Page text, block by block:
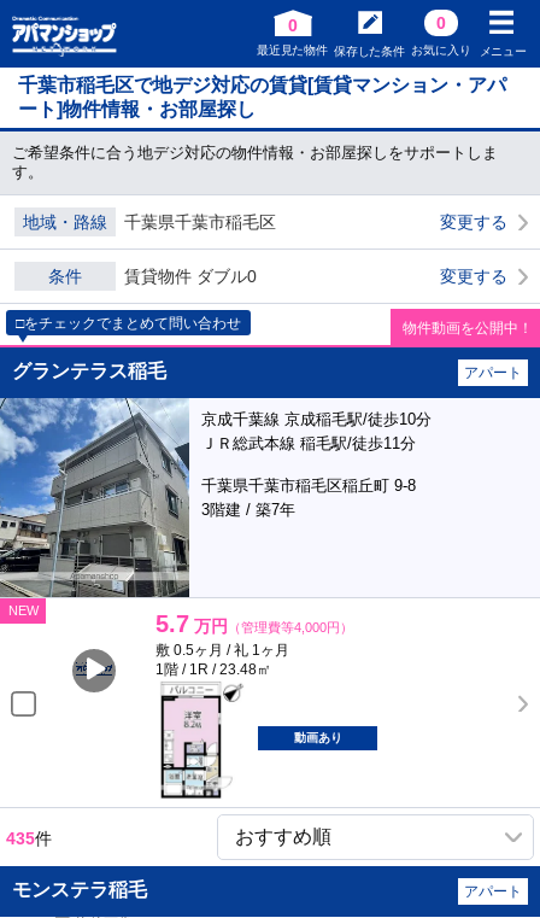
0
最近見た物件 保存した条件
0
お気に入り メニュー
千葉市稲毛区で地デジ対応の賃貸[賃貸マンション・アパ
ート]物件情報・お部屋探し
ご希望条件に合う地デジ対応の物件情報・お部屋探しをサポートしま
す。
地域・路線 千葉県千葉市稲毛区 変更する
条件 賃貸物件 ダブル0 変更する
□をチェックでまとめて問い合わせ 物件動画を公開中！
グランテラス稲毛 アパート
京成千葉線 京成稲毛駅/徒歩10分
ＪＲ総武本線 稲毛駅/徒歩11分
千葉県千葉市稲毛区稲丘町 9-8
3階建 / 築7年
NEW 5.7 万円 （管理費等4,000円）
敷 0.5ヶ月 / 礼 1ヶ月
1階 / 1R / 23.48㎡
動画あり
435件
モンステラ稲毛 アパート